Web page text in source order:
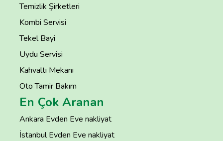
Temizlik Şirketleri
Kombi Servisi
Tekel Bayi
Uydu Servisi
Kahvaltı Mekanı
Oto Tamir Bakım
En Çok Aranan
Ankara Evden Eve nakliyat
İstanbul Evden Eve nakliyat